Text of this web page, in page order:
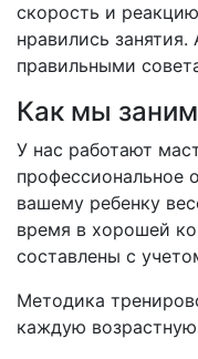
скорость и
нравились
правильными
Как мы
У нас работают
профессиональное
вашему ребенку
время в хорошей
составлены с
Методика
каждую